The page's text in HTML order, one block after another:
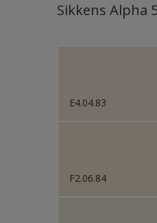
Sikkens Alpha
E4.04.83
F2.06.84